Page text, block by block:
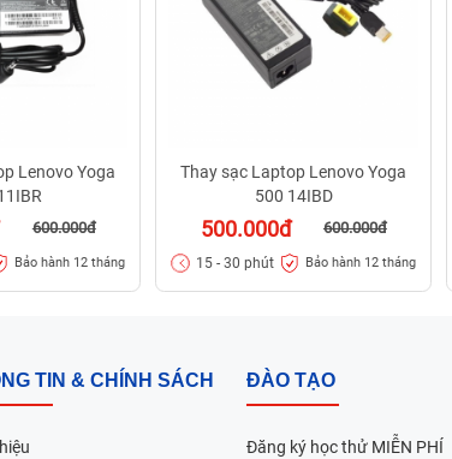
Lenovo Yoga
600.000đ
Bảo hành 12 tháng
Thay sạc Laptop Lenovo Yoga
500 14IBD
500.000đ 600.000đ
15 - 30 phút Bảo hành 12 tháng
TIN & CHÍNH SÁCH ĐÀO TẠO
Đăng ký học thử MIỄN PHÍ